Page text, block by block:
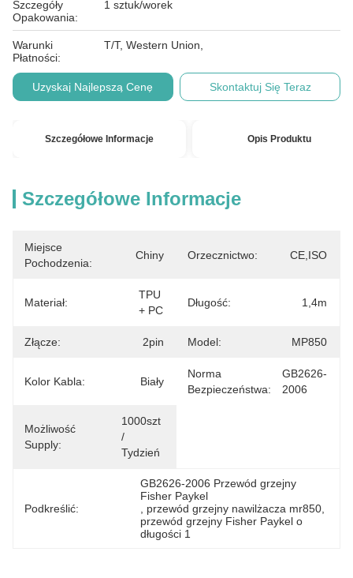
Szczegóły
Opakowania:
1 sztuk/worek
Warunki
Płatności:
T/T, Western Union,
Uzyskaj Najlepszą Cenę Skontaktuj Się Teraz
Szczegółowe Informacje Opis Produktu
Szczegółowe Informacje
Miejsce
Pochodzenia:
Chiny Orzecznictwo: CE,ISO
Materiał:
TPU
+ PC
Długość: 1,4m
Złącze: 2pin Model: MP850
Kolor Kabla: Biały
Norma
Bezpieczeństwa:
GB2626-
2006
Możliwość
Supply:
1000szt
/
Tydzień
Podkreślić:
GB2626-2006 Przewód grzejny
Fisher Paykel
przewód grzejny nawilżacza mr850
przewód grzejny Fisher Paykel o
długości 1